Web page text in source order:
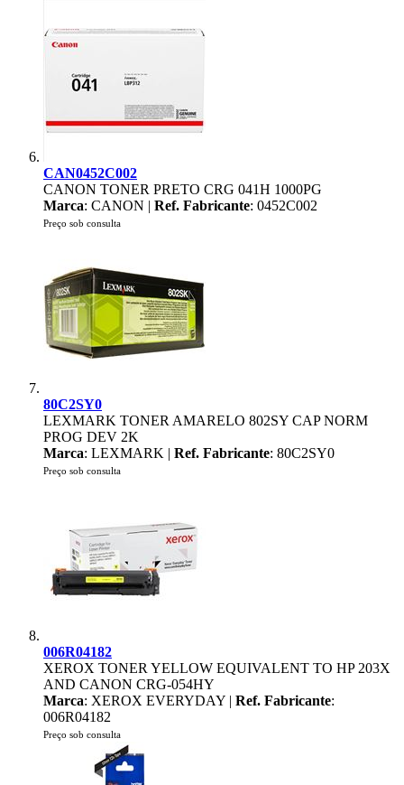
CAN0452C002
CANON TONER PRETO CRG 041H 1000PG
Marca: CANON | Ref. Fabricante: 0452C002
Preço sob consulta
80C2SY0
LEXMARK TONER AMARELO 802SY CAP NORM
PROG DEV 2K
Marca: LEXMARK | Ref. Fabricante: 80C2SY0
Preço sob consulta
006R04182
XEROX TONER YELLOW EQUIVALENT TO HP 203X
AND CANON CRG-054HY
Marca: XEROX EVERYDAY | Ref. Fabricante:
006R04182
Preço sob consulta